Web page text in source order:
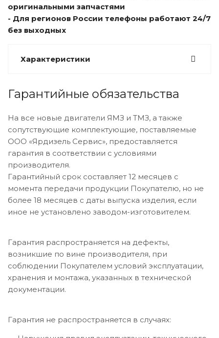
оригинальными запчастями
- Для регионов России телефоны работают 24/7
без выходных
Характеристики
Гарантийные обязательства
На все новые двигатели ЯМЗ и ТМЗ, а также
сопутствующие комплектующие, поставляемые
ООО «Ярдизель Сервис», предоставляется
гарантия в соответствии с условиями
производителя.
Гарантийный срок составляет 12 месяцев с
момента передачи продукции Покупателю, но не
более 18 месяцев с даты выпуска изделия, если
иное не установлено заводом-изготовителем.
Гарантия распространяется на дефекты,
возникшие по вине производителя, при
соблюдении Покупателем условий эксплуатации,
хранения и монтажа, указанных в технической
документации.
Гарантия не распространяется в случаях: